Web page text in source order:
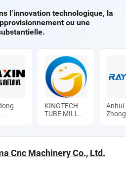
l’innovation technologique, la
ou une
KINGTECH
TUBE MILL
Anhui
Co.,
Cnc Machinery Co., Ltd.